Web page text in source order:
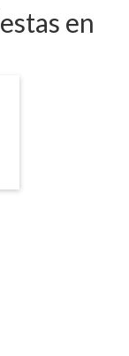
en